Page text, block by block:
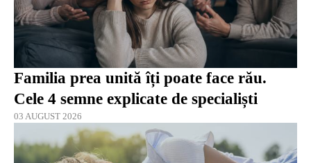
Familia prea unită îți poate face rău.
Cele 4 semne explicate de specialiști
03 AUGUST 2026